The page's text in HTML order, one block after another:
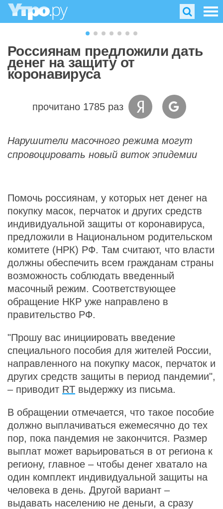
Россиянам предложили дать
денег на защиту от
коронавируса
прочитано 1785 раз
Нарушители масочного режима могут
спровоцировать новый виток эпидемии
Помочь россиянам, у которых нет денег на
покупку масок, перчаток и других средств
индивидуальной защиты от коронавируса,
предложили в Национальном родительском
комитете (НРК) РФ. Там считают, что власти
должны обеспечить всем гражданам страны
возможность соблюдать введенный
масочный режим. Соответствующее
обращение НКР уже направлено в
правительство РФ.
"Прошу вас инициировать введение
специального пособия для жителей России,
направленного на покупку масок, перчаток и
других средств защиты в период пандемии",
– приводит RT выдержку из письма.
В обращении отмечается, что такое пособие
должно выплачиваться ежемесячно до тех
пор, пока пандемия не закончится. Размер
выплат может варьироваться в от региона к
региону, главное – чтобы денег хватало на
один комплект индивидуальной защиты на
человека в день. Другой вариант –
выдавать населению не деньги, а сразу